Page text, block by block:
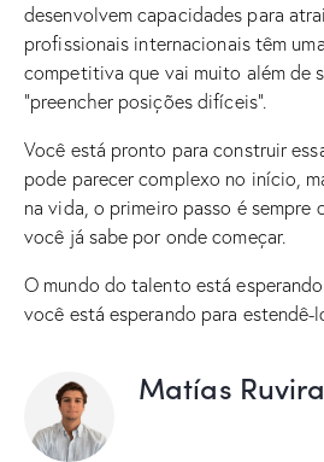
desenvolvem capacidades para
profissionais internacionais têm
competitiva que vai muito além de
“preencher posições difíceis”.
Você está pronto para construir
pode parecer complexo no início,
na vida, o primeiro passo é sempre
você já sabe por onde começar.
O mundo do talento está
você está esperando para estendê-
Matías Ruvira